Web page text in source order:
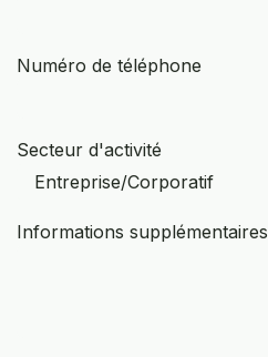
Numéro de téléphone
Secteur d'activité
Informations supplémentaires